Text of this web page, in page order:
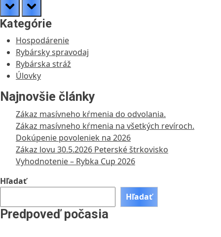
prev next
Kategórie
Hospodárenie
Rybársky spravodaj
Rybárska stráž
Úlovky
Najnovšie články
Zákaz masívneho kŕmenia do odvolania.
Zákaz masívneho kŕmenia na všetkých revíroch.
Dokúpenie povoleniek na 2026
Zákaz lovu 30.5.2026 Peterské štrkovisko
Vyhodnotenie – Rybka Cup 2026
Hľadať
Hľadať
Predpoveď počasia